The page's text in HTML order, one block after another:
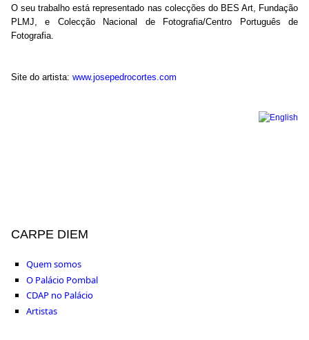
O seu trabalho está representado nas colecções do BES Art, Fundação
PLMJ, e Colecção Nacional de Fotografia/Centro Português de
Fotografia.
Site do artista: www.josepedrocortes.com
CARPE DIEM
Quem somos
O Palácio Pombal
CDAP no Palácio
Artistas